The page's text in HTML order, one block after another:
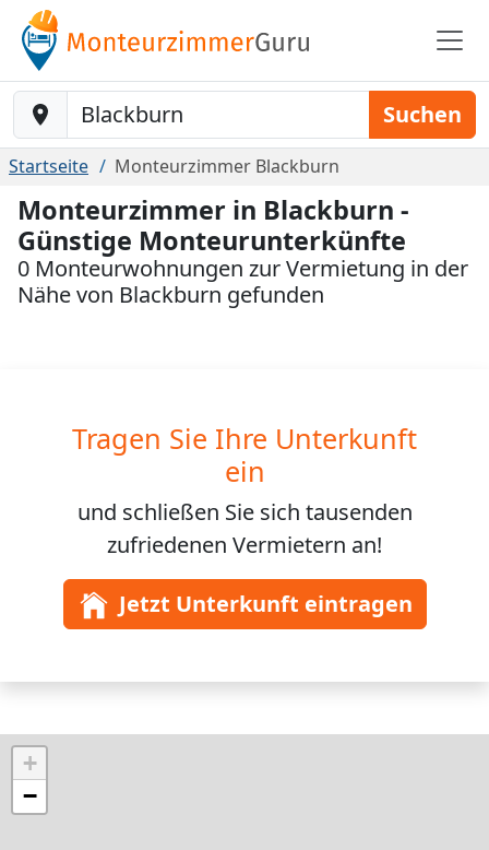
Baustelle-Location Suchen
Startseite Monteurzimmer Blackburn
Monteurzimmer in Blackburn -
Günstige Monteurunterkünfte
0 Monteurwohnungen zur Vermietung in der
Nähe von Blackburn gefunden
Tragen Sie Ihre Unterkunft
ein
und schließen Sie sich tausenden
zufriedenen Vermietern an!
Jetzt Unterkunft eintragen
+
−